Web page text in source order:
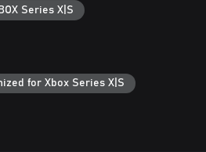
Series X|S
for Xbox Series X|S